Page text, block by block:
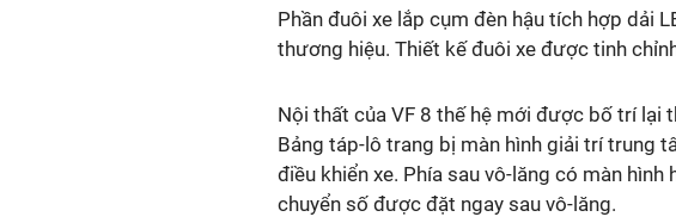
Phần đuôi xe lắp cụm đèn hậu tích hợp dải
thương hiệu. Thiết kế đuôi xe được tinh
Nội thất của VF 8 thế hệ mới được bố trí lại
Bảng táp-lô trang bị màn hình giải trí trung
điều khiển xe. Phía sau vô-lăng có màn hình
chuyển số được đặt ngay sau vô-lăng.